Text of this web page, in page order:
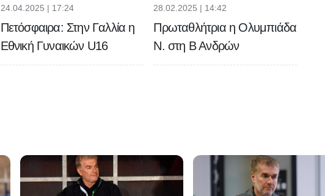
24.04.2025 | 17:24
Πετόσφαιρα: Στην Γαλλία η
Εθνική Γυναικών U16
28.02.2025 | 14:42
Πρωταθλήτρια η Ολυμπιάδα
Ν. στη Β Ανδρών